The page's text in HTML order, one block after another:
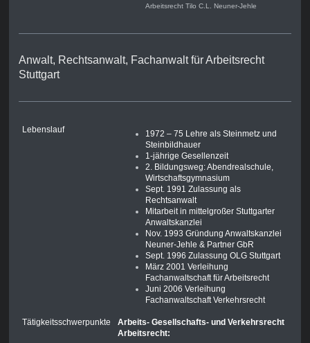
Arbeitsrecht Tilo C.L. Neuner-Jehle
Anwalt, Rechtsanwalt, Fachanwalt für Arbeitsrecht
Stuttgart
Lebenslauf
1972 – 75 Lehre als Steinmetz und
Steinbildhauer
1-jährige Gesellenzeit
2. Bildungsweg: Abendrealschule,
Wirtschaftsgymnasium
Sept. 1991 Zulassung als
Rechtsanwalt
Mitarbeit in mittelgroßer Stuttgarter
Anwaltskanzlei
Nov. 1993 Gründung Anwaltskanzlei
Neuner-Jehle & Partner GbR
Sept. 1996 Zulassung OLG Stuttgart
März 2001 Verleihung
Fachanwaltschaft für Arbeitsrecht
Juni 2006 Verleihung
Fachanwaltschaft Verkehrsrecht
Tätigkeitsschwerpunkte
Arbeits- Gesellschafts- und Verkehrsrecht
Arbeitsrecht: